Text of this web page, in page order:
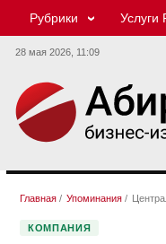
Рубрики Услуги
28 мая 2026, 11:09
Главная / Упоминания /
КОМПАНИЯ